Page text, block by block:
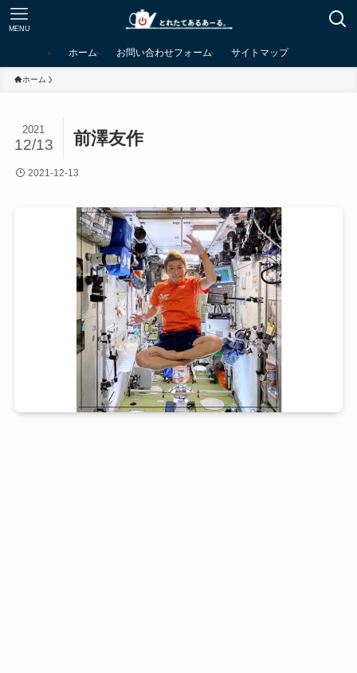
MENU
ホーム お問い合わせフォーム サイトマップ
ホーム
前澤友作
2021
12/13
2021-12-13